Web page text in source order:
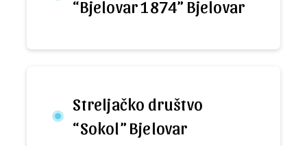
“Bjelovar 1874” Bjelovar
Streljačko društvo
“Sokol” Bjelovar